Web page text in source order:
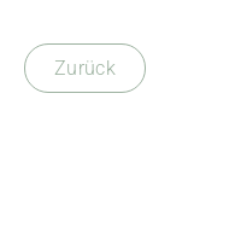
Zurück